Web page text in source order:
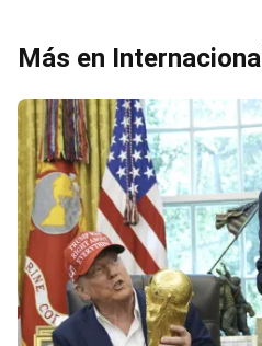
Más en Internacional